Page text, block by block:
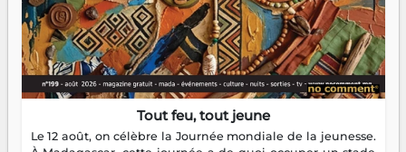
Tout feu, tout jeune
Le 12 août, on célèbre la Journée mondiale de la jeunesse.